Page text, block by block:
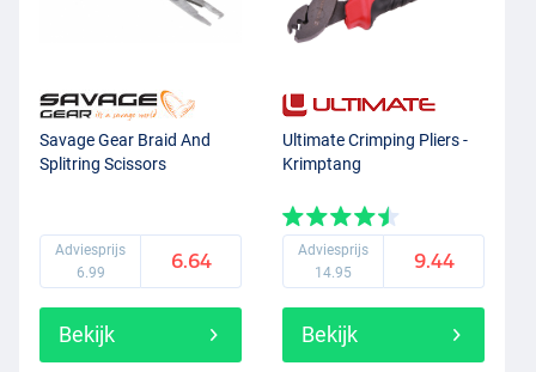
Savage Gear Braid And
Splitring Scissors
Adviesprijs
6.99
6.64
Bekijk
Ultimate Crimping Pliers -
Krimptang
Adviesprijs
14.95
9.44
Bekijk